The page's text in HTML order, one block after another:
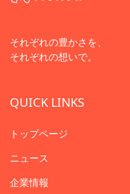
それぞれの豊かさを、
それぞれの想いで。
QUICK LINKS
トップページ
ニュース
企業情報